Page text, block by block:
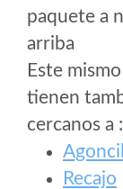
paquete a
arriba
Este
tienen
cercanos a :
Recajo